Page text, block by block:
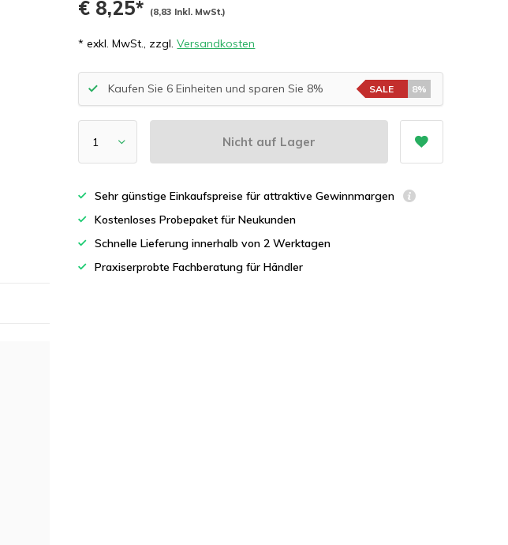
€ 8,25* (8,83 Inkl. MwSt.)
* exkl. MwSt., zzgl.Versandkosten
Kaufen Sie 6 Einheiten und sparen Sie 8% SALE 8%
Nicht auf Lager
Sehr günstige Einkaufspreise für attraktive Gewinnmargen
Kostenloses Probepaket für Neukunden
Schnelle Lieferung innerhalb von 2 Werktagen
Praxiserprobte Fachberatung für Händler